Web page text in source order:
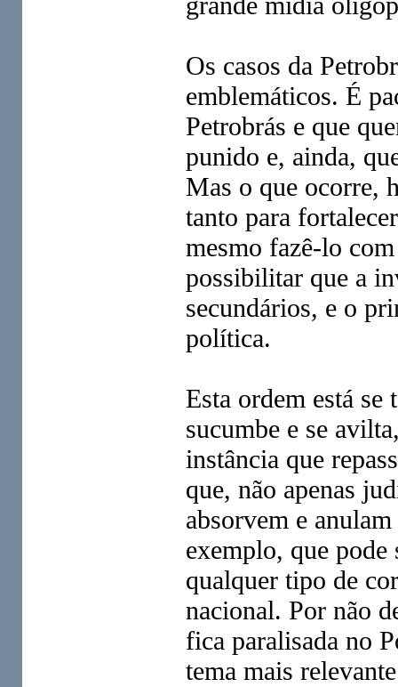
Os casos da
emblemáticos. É
Petrobrás e que
punido e, ainda,
Mas o que ocorre,
tanto para
mesmo fazê-lo
possibilitar que a
secundários, e o
política.
Esta ordem está
sucumbe e se
instância que
que, não apenas
absorvem e
exemplo, que
qualquer tipo de
nacional. Por não
fica paralisada no
tema mais